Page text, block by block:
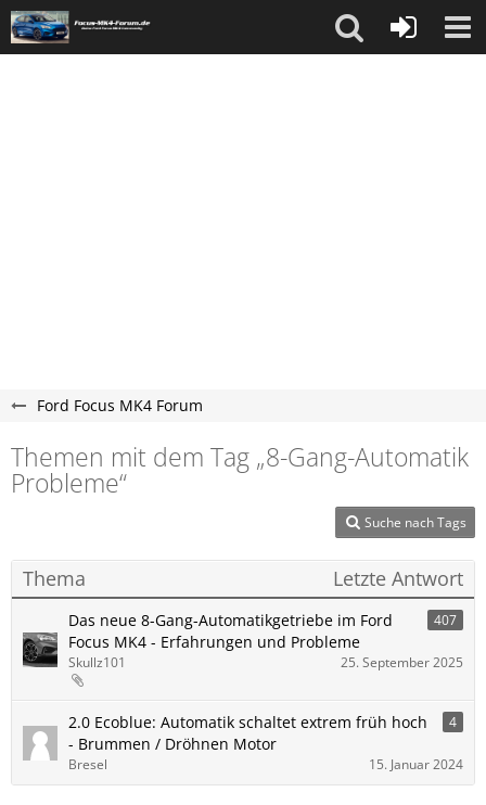
Ford Focus MK4 Forum
Themen mit dem Tag „8-Gang-Automatik
Probleme“
Suche nach Tags
Thema Letzte Antwort
Das neue 8-Gang-Automatikgetriebe im Ford
Focus MK4 - Erfahrungen und Probleme
407
Skullz101 25. September 2025
2.0 Ecoblue: Automatik schaltet extrem früh hoch
- Brummen / Dröhnen Motor
4
Bresel 15. Januar 2024